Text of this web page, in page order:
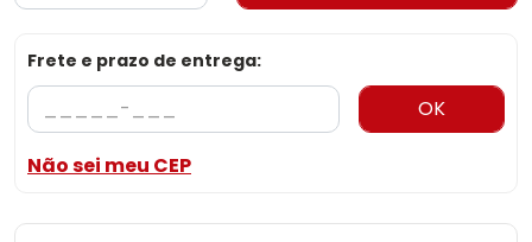
Frete e prazo de entrega:
OK
Não sei meu CEP